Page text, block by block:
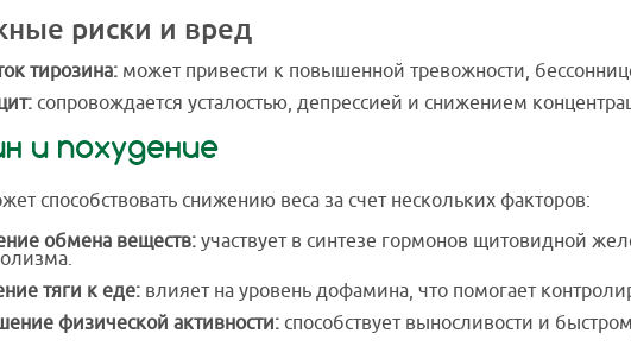
риски и вред
тирозина: может привести к повышенной тревожности,
сопровождается усталостью, депрессией и снижением
и похудение
способствовать снижению веса за счет нескольких факторов:
обмена веществ:участвует в синтезе гормонов щитовидной
тяги к еде: влияет на уровень дофамина, что помогает
физической активности: способствует выносливости и